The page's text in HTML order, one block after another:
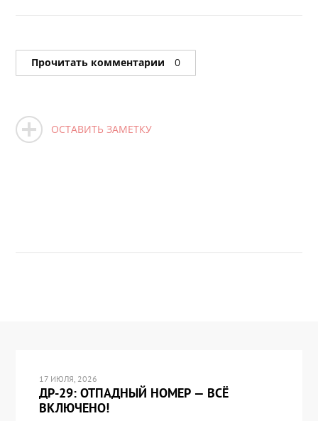
Прочитать комментарии 0
ОСТАВИТЬ ЗАМЕТКУ
17 ИЮЛЯ, 2026
ДР-29: ОТПАДНЫЙ НОМЕР — ВСЁ
ВКЛЮЧЕНО!